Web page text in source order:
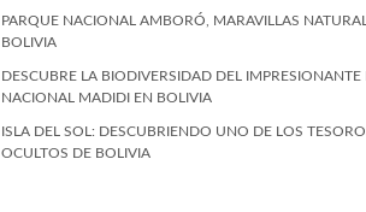
PARQUE NACIONAL AMBORÓ, MARAVILLAS
BOLIVIA
DESCUBRE LA BIODIVERSIDAD DEL IMPRESIONANTE
NACIONAL MADIDI EN BOLIVIA
ISLA DEL SOL: DESCUBRIENDO UNO DE LOS
OCULTOS DE BOLIVIA